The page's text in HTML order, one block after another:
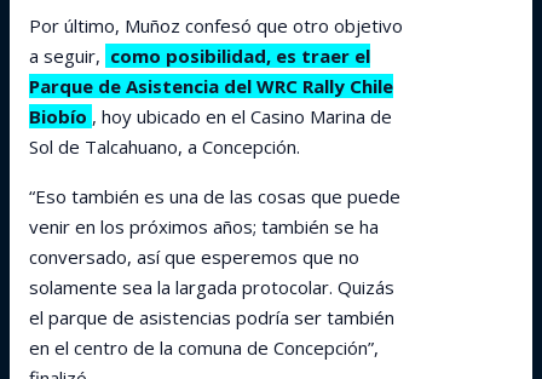
Por último, Muñoz confesó que otro objetivo
a seguir, como posibilidad, es traer el
Parque de Asistencia del WRC Rally Chile
Biobío , hoy ubicado en el Casino Marina de
Sol de Talcahuano, a Concepción.
“Eso también es una de las cosas que puede
venir en los próximos años; también se ha
conversado, así que esperemos que no
solamente sea la largada protocolar. Quizás
el parque de asistencias podría ser también
en el centro de la comuna de Concepción”,